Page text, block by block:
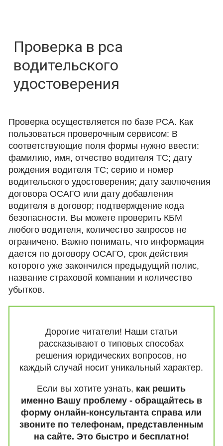
Проверка в рса
водительского
удостоверения
Проверка осуществляется по базе РСА. Как
пользоваться проверочным сервисом: В
соответствующие поля формы нужно ввести:
фамилию, имя, отчество водителя ТС; дату
рождения водителя ТС; серию и номер
водительского удостоверения; дату заключения
договора ОСАГО или дату добавления
водителя в договор; подтверждение кода
безопасности. Вы можете проверить КБМ
любого водителя, количество запросов не
ограничено. Важно понимать, что информация
дается по договору ОСАГО, срок действия
которого уже закончился предыдущий полис,
название страховой компании и количество
убытков.
Дорогие читатели! Наши статьи
рассказывают о типовых способах
решения юридических вопросов, но
каждый случай носит уникальный характер.
Если вы хотите узнать, как решить
именно Вашу проблему - обращайтесь в
форму онлайн-консультанта справа или
звоните по телефонам, представленным
на сайте. Это быстро и бесплатно!